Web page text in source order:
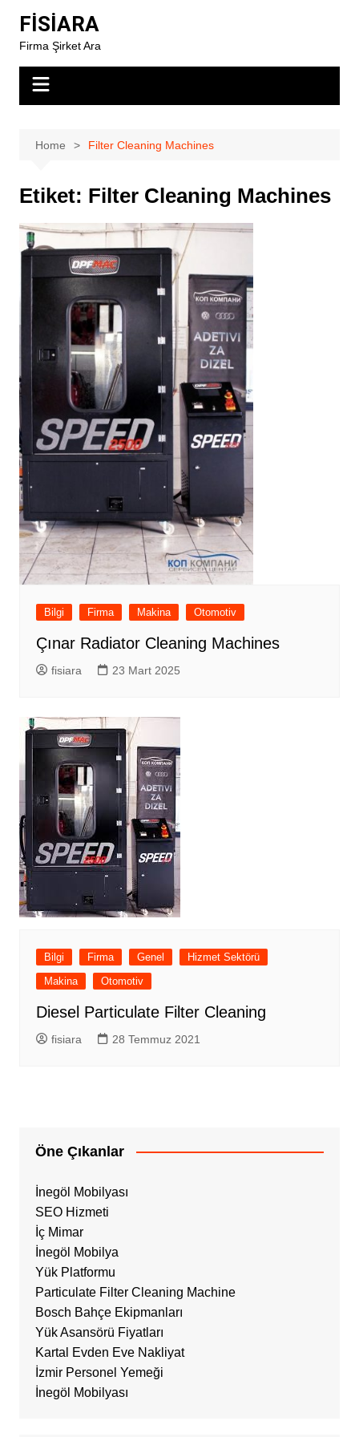
content
FİSİARA
Firma Şirket Ara
Home Filter Cleaning Machines
Etiket: Filter Cleaning Machines
Bilgi Firma Makina Otomotiv
Çınar Radiator Cleaning Machines
fisiara 23 Mart 2025
Bilgi Firma Genel
Hizmet Sektörü
Makina
Otomotiv
Diesel Particulate Filter Cleaning
fisiara 28 Temmuz 2021
Öne Çıkanlar
İnegöl Mobilyası
SEO Hizmeti
İç Mimar
İnegöl Mobilya
Yük Platformu
Particulate Filter Cleaning Machine
Bosch Bahçe Ekipmanları
Yük Asansörü Fiyatları
Kartal Evden Eve Nakliyat
İzmir Personel Yemeği
İnegöl Mobilyası